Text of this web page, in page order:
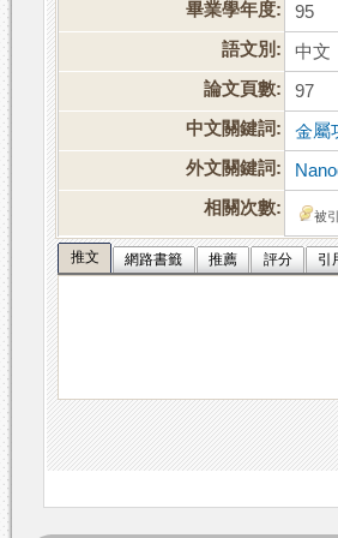
畢業學年度:
95
語文別:
中文
論文頁數:
97
中文關鍵詞:
金屬
外文關鍵詞:
相關次數:
被
推文 網路書籤 推薦 評分 引